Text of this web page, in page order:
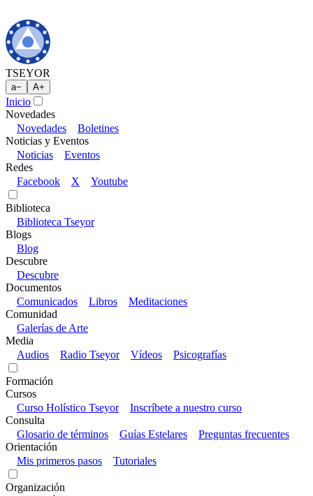
TSEYOR
a− A+
Inicio
Novedades
Novedades
Boletines
Noticias y Eventos
Noticias
Eventos
Redes
Facebook
X Youtube
Biblioteca
Biblioteca Tseyor
Blogs
Blog
Descubre
Descubre
Documentos
Comunicados
Libros
Meditaciones
Comunidad
Galerías de Arte
Media
Audios
Radio Tseyor Vídeos Psicografías
Formación
Cursos
Curso Holístico Tseyor
Inscríbete a nuestro curso
Consulta
Glosario de términos
Guías Estelares
Preguntas frecuentes
Orientación
Mis primeros pasos
Tutoriales
Organización